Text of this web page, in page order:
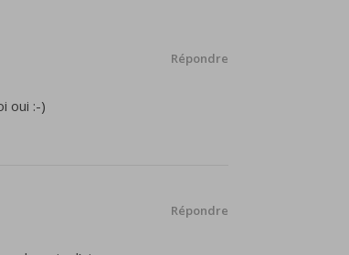
Répondre
oui :-)
Répondre